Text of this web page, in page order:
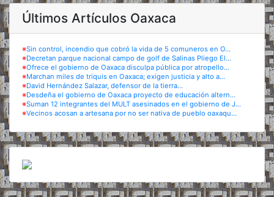
Últimos Artículos Oaxaca
※Sin control, incendio que cobró la vida de 5 comuneros en O...
※Decretan parque nacional campo de golf de Salinas Pliego El...
※Ofrece el gobierno de Oaxaca disculpa pública por atropello...
※Marchan miles de triquis en Oaxaca; exigen justicia y alto a...
※David Hernández Salazar, defensor de la tierra...
※Desdeña el gobierno de Oaxaca proyecto de educación altern...
※Suman 12 integrantes del MULT asesinados en el gobierno de J...
※Vecinos acosan a artesana por no ser nativa de pueblo oaxaqu...